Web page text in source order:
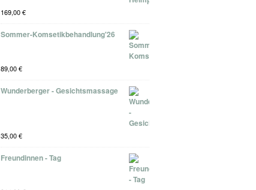
169,00€
Sommer-Komsetikbehandlung'26
89,00€
Wunderberger - Gesichtsmassage
35,00€
Freundinnen - Tag